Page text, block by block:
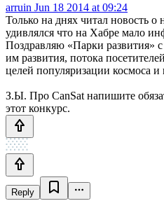
arruin Jun 18 2014 at 09:24
Только на днях читал новость
удивлялся что на Хабре мало
Поздравляю «Парки развития»
им развития, потока
целей популяризации космоса и
З.Ы. Про CanSat напишите
этот конкурс.
Reply